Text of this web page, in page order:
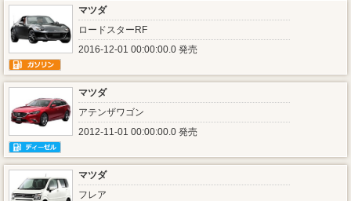
マツダ
ロードスターRF
2016-12-01 00:00:00.0 発売
マツダ
アテンザワゴン
2012-11-01 00:00:00.0 発売
マツダ
フレア